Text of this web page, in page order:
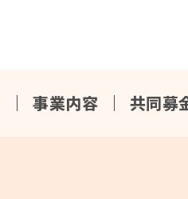
事業内容 共同募